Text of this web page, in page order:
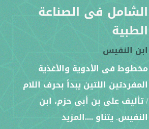
الشامل فى الصناعة
الطبية
ابن النفيس
مخطوط فى الأدوية والأغذية
المفردتين اللتين يبدأ بحرف اللام
/ تأليف على بن أبى حزم، ابن
النفيس. يتناو....المزيد